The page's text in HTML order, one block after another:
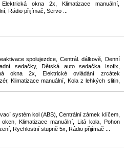
okna 2x, Klimatizace manuální,
Rádio přijímač, Servo ...
spolujezdce, Centrál. dálkově, Denní
sedačky, Dětská auto sedačka Isofix,
okna 2x, Elektrické ovládání zrcátek
Klimatizace manuální, Kola z lehkých slitin,
systém kol (ABS), Centrální zámek klíčem,
Klimatizace manuální, Litá kola, Pohon
Rychlostní stupně 5x, Rádio přijímač ...